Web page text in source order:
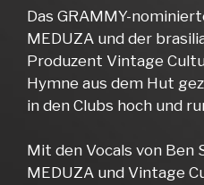
Das GRAMMY-
MEDUZA und der
Produzent Vintage
Hymne aus dem Hut
in den Clubs hoch und
Mit den Vocals von Ben
MEDUZA und Vintage